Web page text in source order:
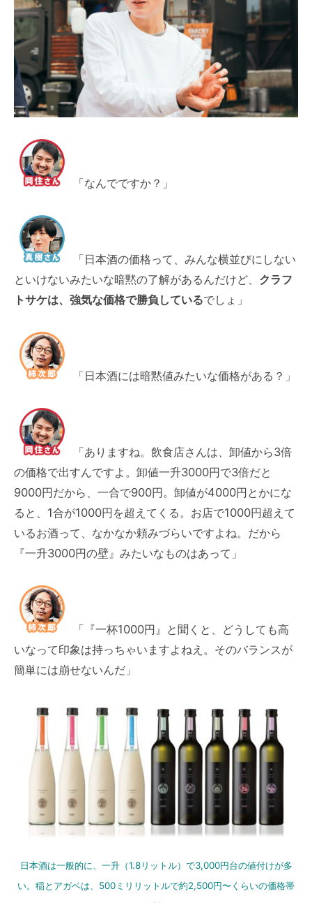
「なんでですか？」
「日本酒の価格って、みんな横並びにしない
といけないみたいな暗黙の了解があるんだけど、 クラフ
トサケは、強気な価格で勝負しているでしょ」
「日本酒には暗黙値みたいな価格がある？」
「ありますね。飲食店さんは、卸値から3倍
の価格で出すんですよ。卸値一升3000円で3倍だと
9000円だから、一合で900円。卸値が4000円とかにな
ると、1合が1000円を超えてくる。お店で1000円超えて
いるお酒って、なかなか頼みづらいですよね。だから
『一升3000円の壁』みたいなものはあって」
「『一杯1000円』と聞くと、どうしても高
いなって印象は持っちゃいますよねえ。そのバランスが
簡単には崩せないんだ」
日本酒は一般的に、一升（1.8リットル）で3,000円台の値付けが多
い。稲とアガベは、500ミリリットルで約2,500円〜くらいの価格帯